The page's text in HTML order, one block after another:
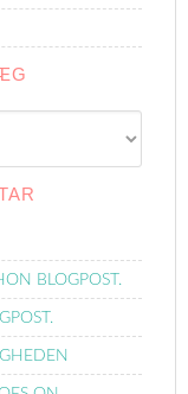
BLOGPOST.